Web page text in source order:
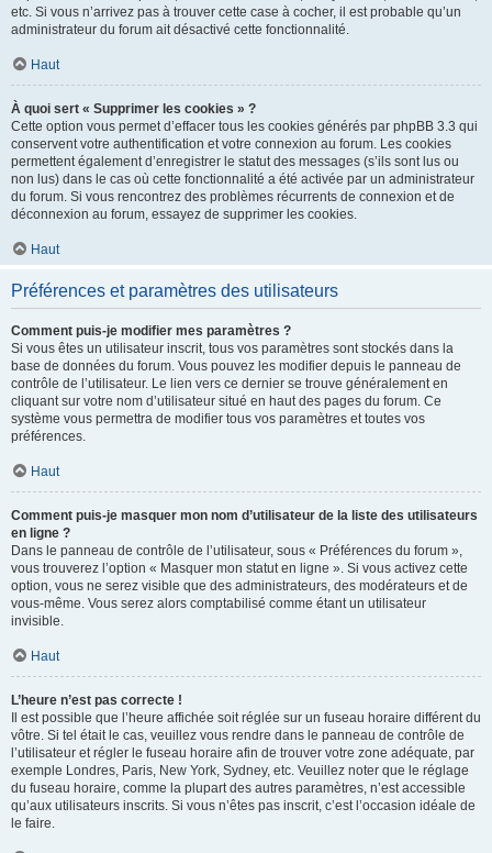
etc. Si vous n’arrivez pas à trouver cette case à cocher, il est probable qu’un
administrateur du forum ait désactivé cette fonctionnalité.
Haut
À quoi sert « Supprimer les cookies » ?
Cette option vous permet d’effacer tous les cookies générés par phpBB 3.3 qui
conservent votre authentification et votre connexion au forum. Les cookies
permettent également d’enregistrer le statut des messages (s’ils sont lus ou
non lus) dans le cas où cette fonctionnalité a été activée par un administrateur
du forum. Si vous rencontrez des problèmes récurrents de connexion et de
déconnexion au forum, essayez de supprimer les cookies.
Haut
Préférences et paramètres des utilisateurs
Comment puis-je modifier mes paramètres ?
Si vous êtes un utilisateur inscrit, tous vos paramètres sont stockés dans la
base de données du forum. Vous pouvez les modifier depuis le panneau de
contrôle de l’utilisateur. Le lien vers ce dernier se trouve généralement en
cliquant sur votre nom d’utilisateur situé en haut des pages du forum. Ce
système vous permettra de modifier tous vos paramètres et toutes vos
préférences.
Haut
Comment puis-je masquer mon nom d’utilisateur de la liste des utilisateurs
en ligne ?
Dans le panneau de contrôle de l’utilisateur, sous « Préférences du forum »,
vous trouverez l’option « Masquer mon statut en ligne ». Si vous activez cette
option, vous ne serez visible que des administrateurs, des modérateurs et de
vous-même. Vous serez alors comptabilisé comme étant un utilisateur
invisible.
Haut
L’heure n’est pas correcte !
Il est possible que l’heure affichée soit réglée sur un fuseau horaire différent du
vôtre. Si tel était le cas, veuillez vous rendre dans le panneau de contrôle de
l’utilisateur et régler le fuseau horaire afin de trouver votre zone adéquate, par
exemple Londres, Paris, New York, Sydney, etc. Veuillez noter que le réglage
du fuseau horaire, comme la plupart des autres paramètres, n’est accessible
qu’aux utilisateurs inscrits. Si vous n’êtes pas inscrit, c’est l’occasion idéale de
le faire.